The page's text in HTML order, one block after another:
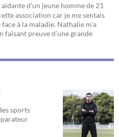
d’un jeune homme de 21
association car je me sentais
à la maladie. Nathalie m’a
faisant preuve d’une grande
sports